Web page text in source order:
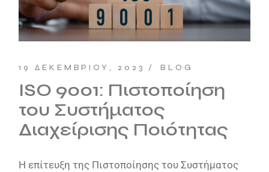
19 ΔΕΚΕΜΒΡΊΟΥ, 2023 BLOG
ISO 9001: Πιστοποίηση
του Συστήματος
Διαχείρισης Ποιότητας
Η επίτευξη της Πιστοποίησης του Συστήματος